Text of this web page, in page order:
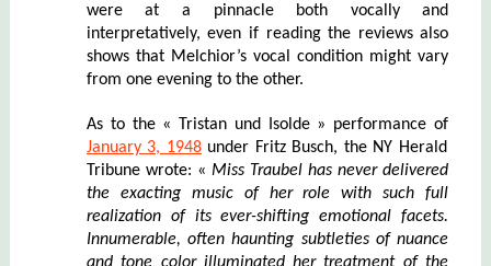
were at a pinnacle both vocally and
interpretatively, even if reading the reviews also
shows that Melchior’s vocal condition might vary
from one evening to the other.
As to the « Tristan und Isolde » performance of
January 3, 1948under Fritz Busch, the NY Herald
Tribune wrote: « Miss Traubel has never delivered
the exacting music of her role with such full
realization of its ever-shifting emotional facets.
Innumerable, often haunting subtleties of nuance